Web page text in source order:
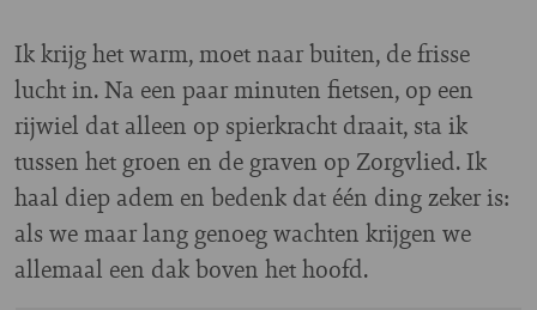
Ik krijg het warm, moet naar buiten, de frisse
lucht in. Na een paar minuten fietsen, op een
rijwiel dat alleen op spierkracht draait, sta ik
tussen het groen en de graven op Zorgvlied. Ik
haal diep adem en bedenk dat één ding zeker is:
als we maar lang genoeg wachten krijgen we
allemaal een dak boven het hoofd.